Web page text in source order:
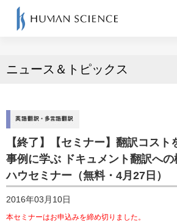
ニュース＆トピックス
【終了】【セミナー】翻訳コスト
事例に学ぶ ドキュメント翻訳へ
ハウセミナー（無料・4月27日）
2016年03月10日
本セミナーはお申込みを締め切りました。